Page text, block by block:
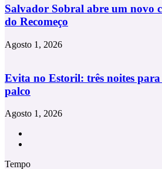
Salvador Sobral abre um novo
do Recomeço
Agosto 1, 2026
Evita no Estoril: três noites
palco
Agosto 1, 2026
Tempo